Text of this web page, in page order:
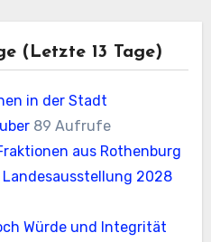
(letzte 13 Tage)
in der Stadt
89 Aufrufe
aus Rothenburg
2028
Würde und Integrität